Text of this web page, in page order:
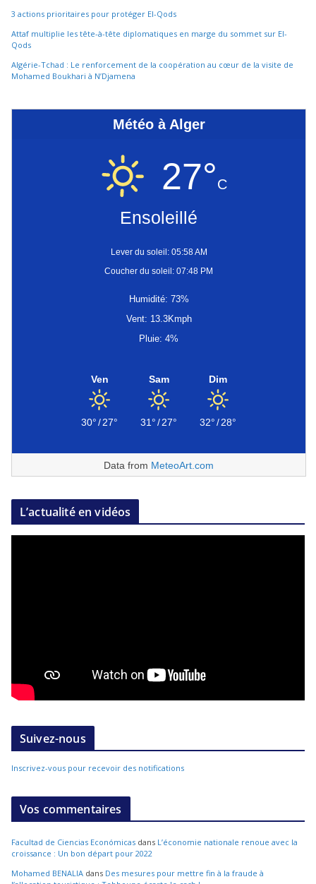
3 actions prioritaires pour protéger El-Qods
Attaf multiplie les tête-à-tête diplomatiques en marge du sommet sur El-
Qods
Algérie-Tchad : Le renforcement de la coopération au cœur de la visite de
Mohamed Boukhari à N’Djamena
Météo à Alger
27°C
Ensoleillé
Lever du soleil: 05:58 AM
Coucher du soleil: 07:48 PM
Humidité: 73%
Vent: 13.3Kmph
Pluie: 4%
Ven
30°/27°
Sam
31°/27°
Dim
32°/28°
Data from MeteoArt.com
L’actualité en vidéos
Suivez-nous
Inscrivez-vous pour recevoir des notifications
Vos commentaires
Facultad de Ciencias Económicas dans L’économie nationale renoue avec la
croissance : Un bon départ pour 2022
Mohamed BENALIA dans Des mesures pour mettre fin à la fraude à